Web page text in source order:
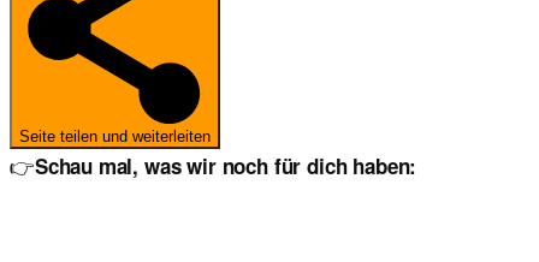
Seite teilen und weiterleiten
👉Schau mal, was wir noch für dich haben: